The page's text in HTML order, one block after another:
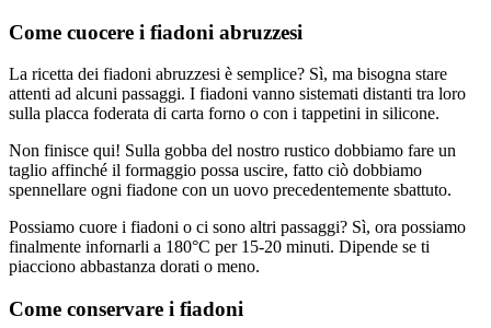
Come cuocere i fiadoni abruzzesi
La ricetta dei fiadoni abruzzesi è semplice? Sì, ma bisogna stare
attenti ad alcuni passaggi. I fiadoni vanno sistemati distanti tra loro
sulla placca foderata di carta forno o con i tappetini in silicone.
Non finisce qui! Sulla gobba del nostro rustico dobbiamo fare un
taglio affinché il formaggio possa uscire, fatto ciò dobbiamo
spennellare ogni fiadone con un uovo precedentemente sbattuto.
Possiamo cuore i fiadoni o ci sono altri passaggi? Sì, ora possiamo
finalmente infornarli a 180°C per 15-20 minuti. Dipende se ti
piacciono abbastanza dorati o meno.
Come conservare i fiadoni